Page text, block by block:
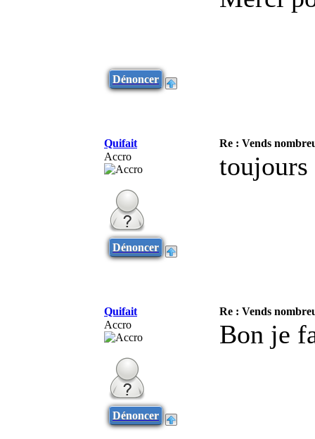
Dénoncer
Quifait
Re : Vends
Accro
toujours
Dénoncer
Quifait
Re : Vends
Accro
Bon je
Dénoncer